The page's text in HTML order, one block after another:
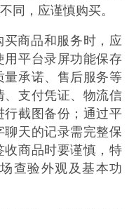
同，应谨慎购买。
商品和服务时，应
平台录屏功能保存
承诺、售后服务等
、支付凭证、物流信
截图备份；通过平
天的记录需完整保
商品时要谨慎，特
查验外观及基本功